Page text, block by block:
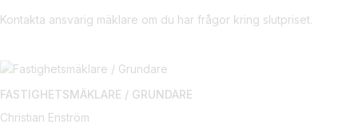
Kontakta ansvarig mäklare om du har frågor kring slutpriset.
FASTIGHETSMÄKLARE / GRUNDARE
Christian Enström